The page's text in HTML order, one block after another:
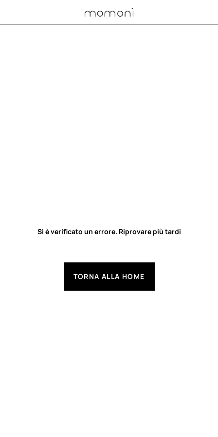
Si è verificato un errore. Riprovare più tardi
TORNA ALLA HOME